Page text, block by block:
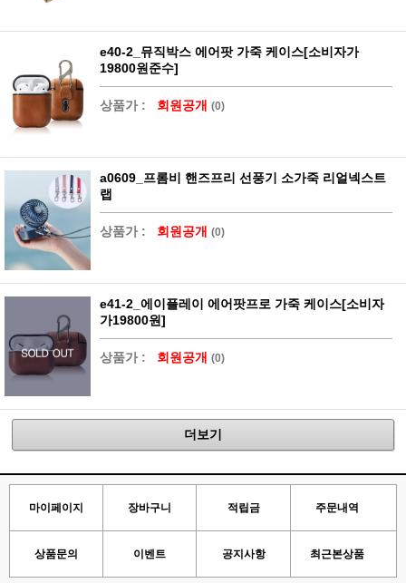
e40-2_뮤직박스 에어팟 가죽 케이스[소비자가
19800원준수]
상품가 : 회원공개 (0)
a0609_프롬비 핸즈프리 선풍기 소가죽 리얼넥스트
랩
상품가 : 회원공개 (0)
e41-2_에이플레이 에어팟프로 가죽 케이스[소비자
가19800원]
상품가 : 회원공개 (0)
더보기
마이페이지 장바구니 적립금 주문내역
상품문의 이벤트 공지사항 최근본상품